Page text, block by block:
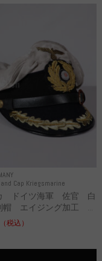
Cap Kriegsmarine
ドイツ海軍 佐官 白
帽 エイジング加工 ...
（税込）